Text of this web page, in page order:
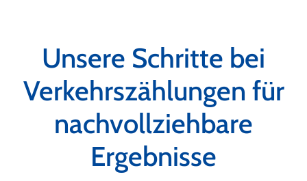
Unsere Schritte bei
Verkehrszählungen für
nachvollziehbare
Ergebnisse